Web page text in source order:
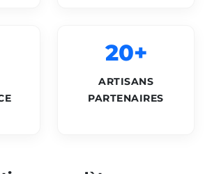
20+
ARTISANS
PARTENAIRES